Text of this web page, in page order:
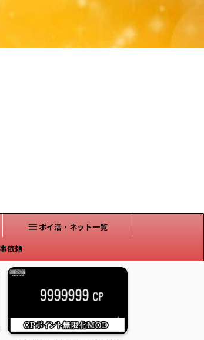
ポイ活・ネット一覧
依頼